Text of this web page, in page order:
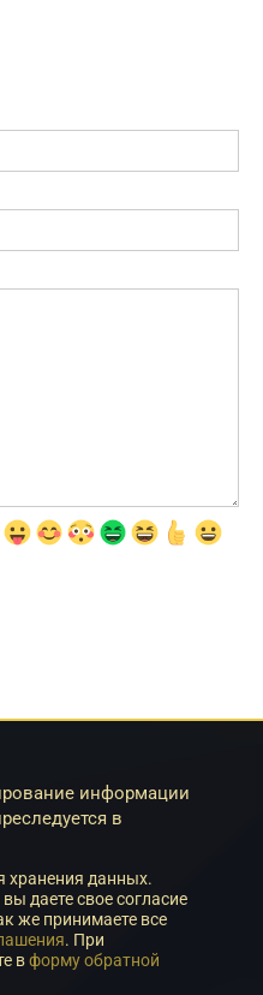
информации
в
хранения данных.
даете свое согласие
же принимаете все
. При
вформу обратной